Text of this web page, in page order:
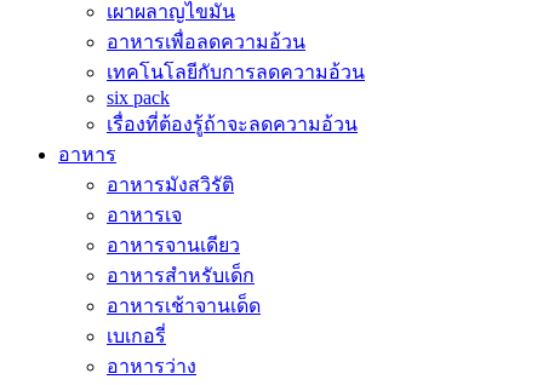
เผาผลาญไขมัน
อาหารเพื่อลดความอ้วน
เทคโนโลยีกับการลดความอ้วน
six pack
เรื่องที่ต้องรู้ถ้าจะลดความอ้วน
อาหาร
อาหารมังสวิรัติ
อาหารเจ
อาหารจานเดียว
อาหารสำหรับเด็ก
อาหารเช้าจานเด็ด
เบเกอรี่
อาหารว่าง